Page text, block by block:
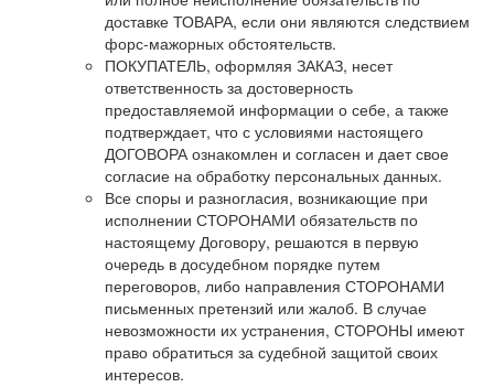
доставке ТОВАРА, если они являются следствием
форс-мажорных обстоятельств.
ПОКУПАТЕЛЬ, оформляя ЗАКАЗ, несет
ответственность за достоверность
предоставляемой информации о себе, а также
подтверждает, что с условиями настоящего
ДОГОВОРА ознакомлен и согласен и дает свое
согласие на обработку персональных данных.
Все споры и разногласия, возникающие при
исполнении СТОРОНАМИ обязательств по
настоящему Договору, решаются в первую
очередь в досудебном порядке путем
переговоров, либо направления СТОРОНАМИ
письменных претензий или жалоб. В случае
невозможности их устранения, СТОРОНЫ имеют
право обратиться за судебной защитой своих
интересов.